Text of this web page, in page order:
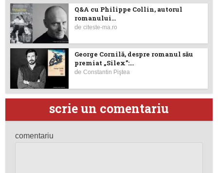
Q&A cu Philippe Collin, autorul
romanului...
deciteste-ma.ro
George Cornilă, despre romanul său
premiat „Silex”:...
deConstantin Piştea
scrie un comentariu
comentariu